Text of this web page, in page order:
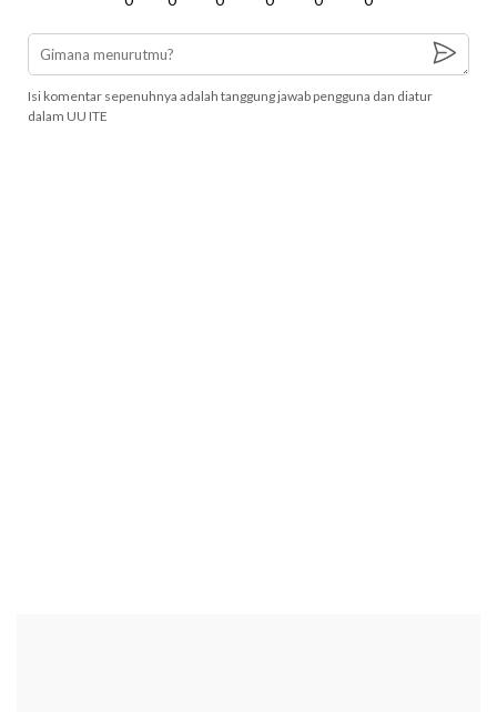
Isi komentar sepenuhnya adalah tanggung jawab pengguna dan diatur
dalam UU ITE